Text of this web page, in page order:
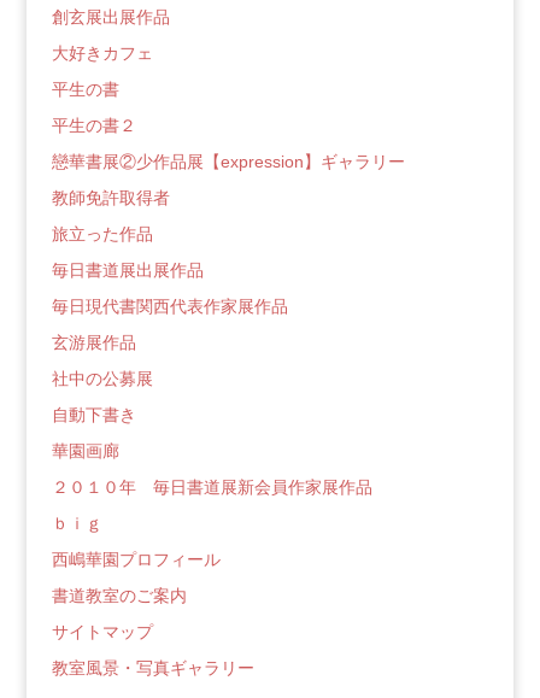
創玄展出展作品
大好きカフェ
平生の書
平生の書２
戀華書展②少作品展【expression】ギャラリー
教師免許取得者
旅立った作品
毎日書道展出展作品
毎日現代書関西代表作家展作品
玄游展作品
社中の公募展
自動下書き
華園画廊
２０１０年 毎日書道展新会員作家展作品
ｂｉｇ
西嶋華園プロフィール
書道教室のご案内
サイトマップ
教室風景・写真ギャラリー